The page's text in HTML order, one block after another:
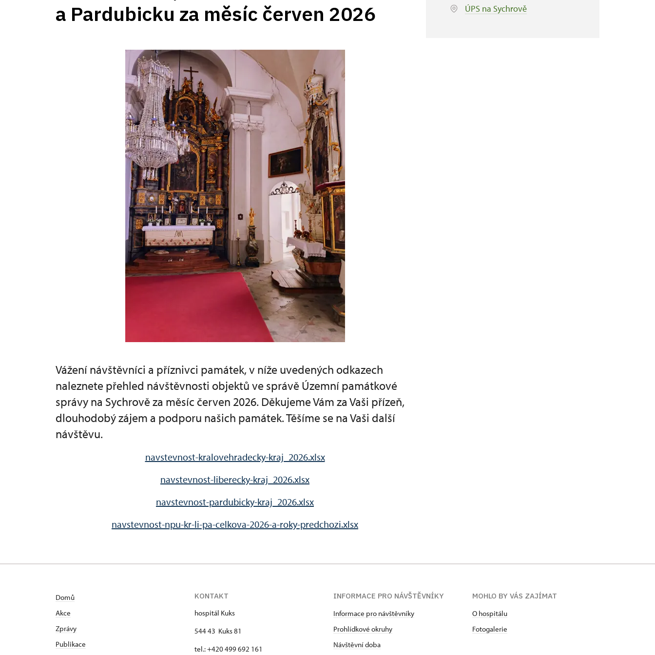
a Pardubicku za měsíc červen 2026
Vážení návštěvníci a příznivci památek, v níže uvedených odkazech
naleznete přehled návštěvnosti objektů ve správě Územní památkové
správy na Sychrově za měsíc červen 2026. Děkujeme Vám za Vaši přízeň,
dlouhodobý zájem a podporu našich památek. Těšíme se na Vaši další
návštěvu.
navstevnost-kralovehradecky-kraj_2026.xlsx
navstevnost-liberecky-kraj_2026.xlsx
navstevnost-pardubicky-kraj_2026.xlsx
navstevnost-npu-kr-li-pa-celkova-2026-a-roky-predchozi.xlsx
ÚPS na Sychrově
Domů
Akce
Zprávy
Publikace
KONTAKT
hospitál Kuks
544 43 Kuks 81
tel.: +420 499 692 161
INFORMACE PRO NÁVŠTĚVNÍKY
Informace pro návštěvníky
Prohlídkové okruhy
Návštěvní doba
MOHLO BY VÁS ZAJÍMAT
O hospitálu
Fotogalerie